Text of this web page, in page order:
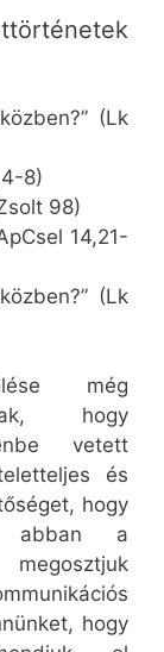
(Lk
8)
98)
14,21-
(Lk
még
hogy
vetett
és
hogy
abban a
hogy